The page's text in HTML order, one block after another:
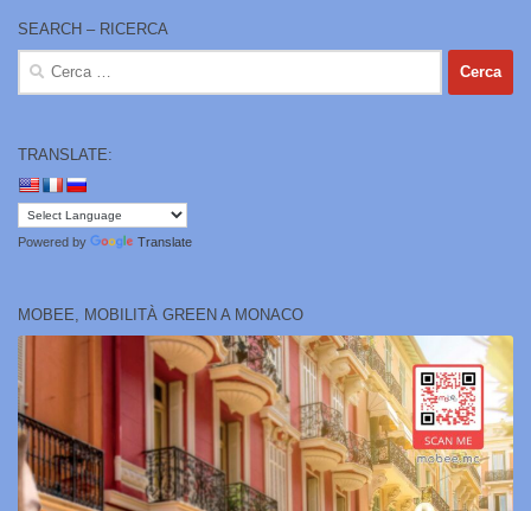
SEARCH – RICERCA
Ricerca
TRANSLATE:
Powered by Translate
MOBEE, MOBILITÀ GREEN A MONACO